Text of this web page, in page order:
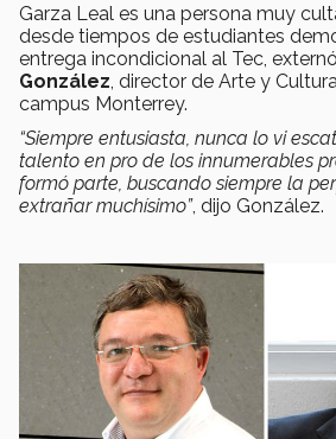
Garza Leal es una persona muy
desde tiempos de estudiantes
entrega incondicional al Tec, externó
González, director de Arte y
campus Monterrey.
“Siempre entusiasta, nunca lo vi
talento en pro de los innumerables
formó parte, buscando siempre la
extrañar muchísimo”, dijo González.